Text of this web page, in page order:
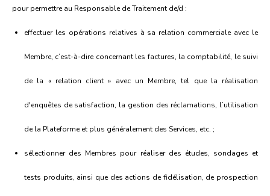
pour permettre au Responsable de Traitement de/d :
effectuer les opérations relatives à sa relation commerciale avec le
Membre, c’est-à-dire concernant les factures, la comptabilité, le suivi
de la « relation client » avec un Membre, tel que la réalisation
d'enquêtes de satisfaction, la gestion des réclamations, l’utilisation
de la Plateforme et plus généralement des Services, etc. ;
sélectionner des Membres pour réaliser des études, sondages et
tests produits, ainsi que des actions de fidélisation, de prospection